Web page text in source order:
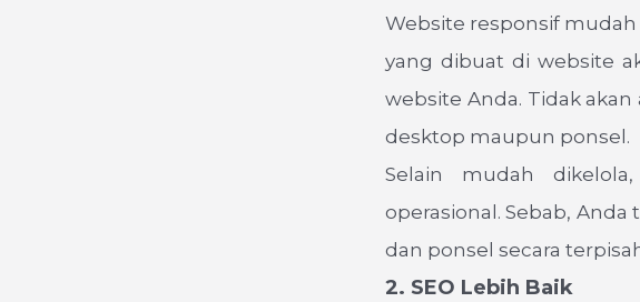
Website responsif
yang dibuat di website
website Anda. Tidak
desktop maupun ponsel.
Selain mudah
operasional. Sebab,
dan ponsel secara
2. SEO Lebih Baik